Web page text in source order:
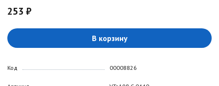
253 ₽
В корзину
Код 00008826